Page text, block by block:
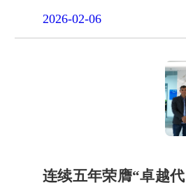
罗湖创景”场景创新大
会!
2026-02-06
连续五年荣膺“卓越代